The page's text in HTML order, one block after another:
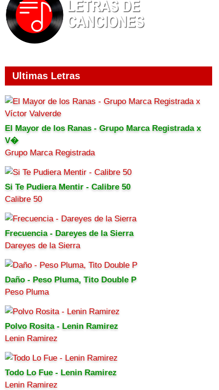
Ultimas Letras
El Mayor de los Ranas - Grupo Marca Registrada x
V�
Grupo Marca Registrada
Si Te Pudiera Mentir - Calibre 50
Calibre 50
Frecuencia - Dareyes de la Sierra
Dareyes de la Sierra
Daño - Peso Pluma, Tito Double P
Peso Pluma
Polvo Rosita - Lenin Ramirez
Lenin Ramirez
Todo Lo Fue - Lenin Ramirez
Lenin Ramirez